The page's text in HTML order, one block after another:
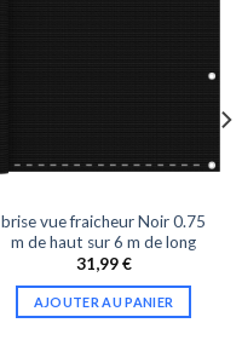
brise vue fraicheur Noir 0.75
m de haut sur 6 m de long
31,99€
AJOUTER AU PANIER